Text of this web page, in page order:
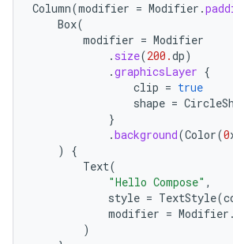
Column(modifier = Modifier .
Box(
modifier = Modifier
. size(200.dp)
.graphicsLayer {
clip = true
shape =
}
.background(Color(0
)
{
Text(
"Hello Compose" ,
style = TextStyle(
modifier = Modifier .
)